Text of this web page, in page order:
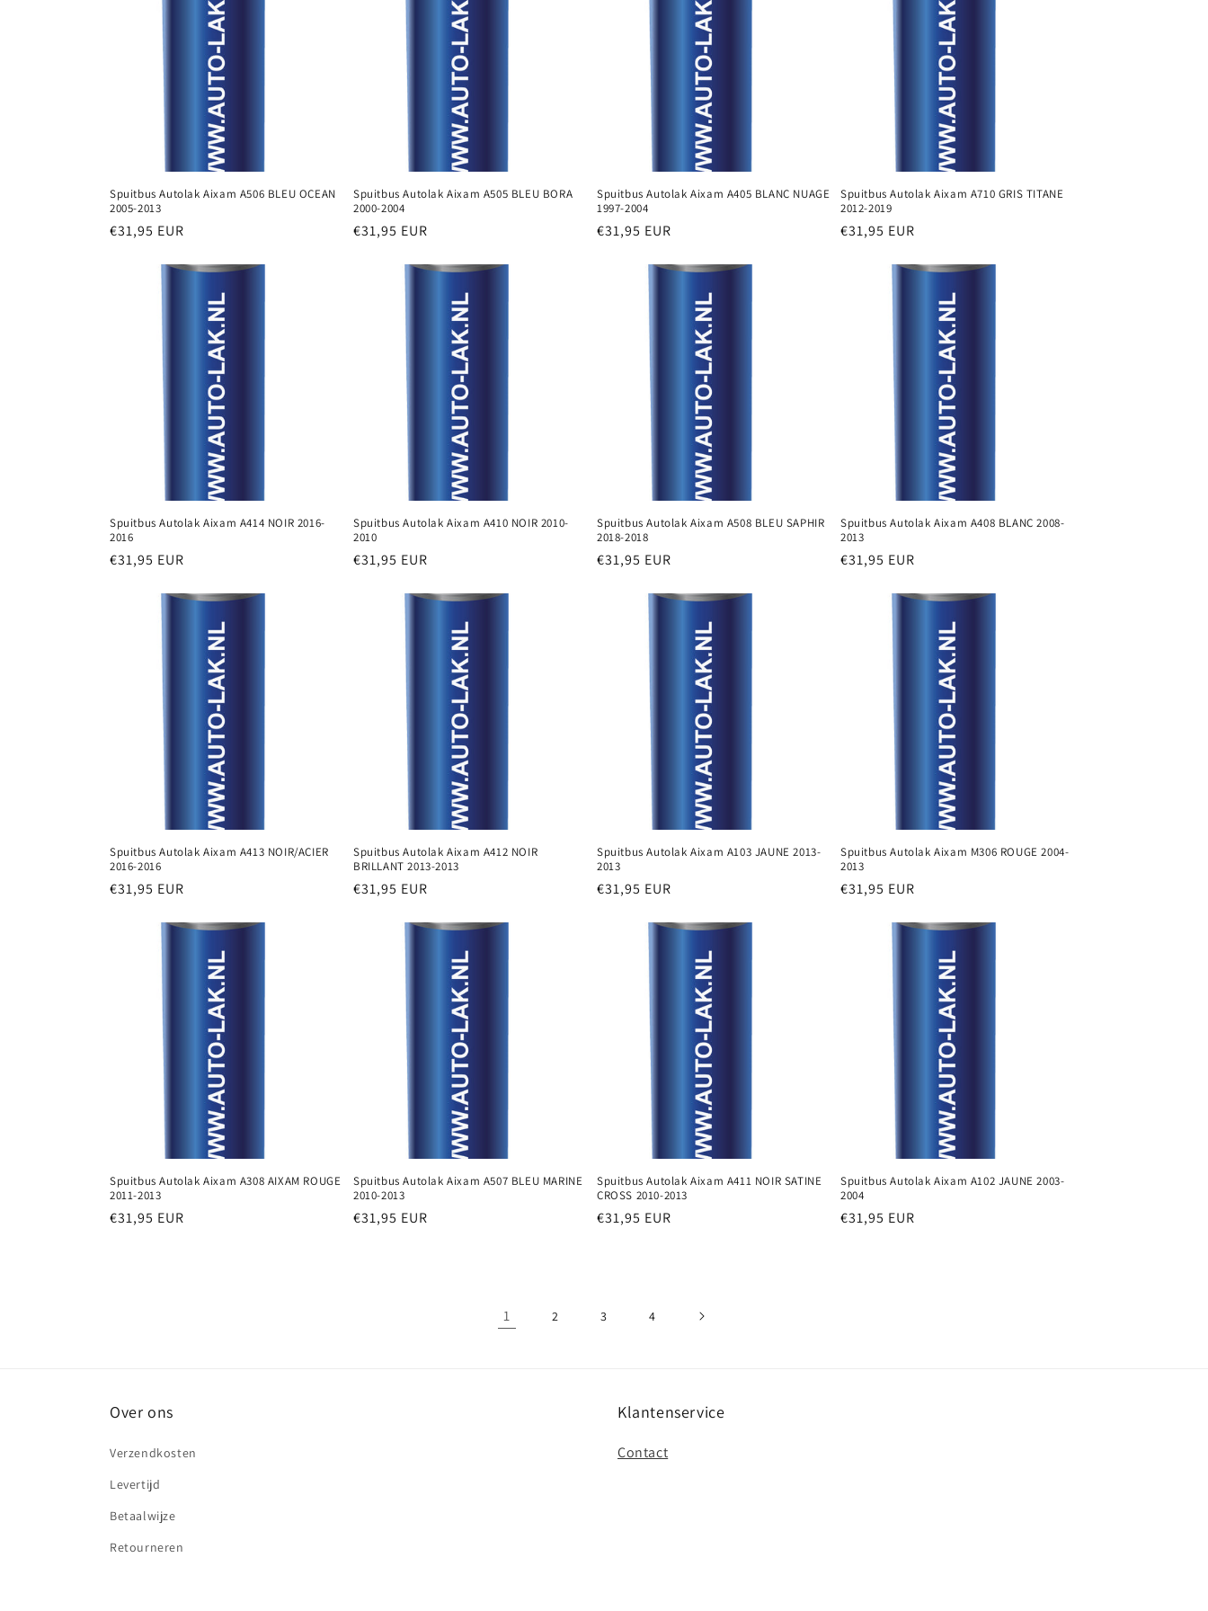
e
:
Spuitbus Autolak Aixam A506 BLEU OCEAN
2005-2013
Normale
€31,95 EUR
Spuitbus Autolak Aixam A505 BLEU BORA
2000-2004
Normale
€31,95 EUR
Spuitbus Autolak Aixam A405 BLANC NUAGE
1997-2004
Normale
€31,95 EUR
Spuitbus Autolak Aixam A710 GRIS TITANE
2012-2019
Normale
€31,95 EUR
Spuitbus Autolak Aixam A414 NOIR 2016-
2016
Normale
€31,95 EUR
Spuitbus Autolak Aixam A410 NOIR 2010-
2010
Normale
€31,95 EUR
Spuitbus Autolak Aixam A508 BLEU SAPHIR
2018-2018
Normale
€31,95 EUR
Spuitbus Autolak Aixam A408 BLANC 2008-
2013
Normale
€31,95 EUR
Spuitbus Autolak Aixam A413 NOIR/ACIER
2016-2016
Normale
€31,95 EUR
Spuitbus Autolak Aixam A412 NOIR
BRILLANT 2013-2013
Normale
€31,95 EUR
Spuitbus Autolak Aixam A103 JAUNE 2013-
2013
Normale
€31,95 EUR
Spuitbus Autolak Aixam M306 ROUGE 2004-
2013
Normale
€31,95 EUR
Spuitbus Autolak Aixam A308 AIXAM ROUGE
2011-2013
Normale
€31,95 EUR
Spuitbus Autolak Aixam A507 BLEU MARINE
2010-2013
Normale
€31,95 EUR
Spuitbus Autolak Aixam A411 NOIR SATINE
CROSS 2010-2013
Normale
€31,95 EUR
Spuitbus Autolak Aixam A102 JAUNE 2003-
2004
Normale
€31,95 EUR
1 2 3 4
Over ons
Verzendkosten
Levertijd
Betaalwijze
Retourneren
Klantenservice
Contact